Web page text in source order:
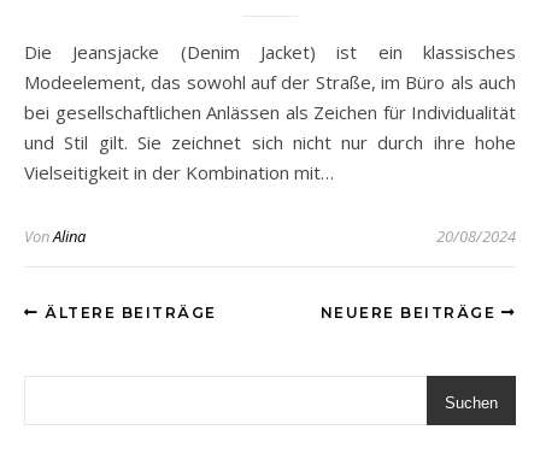
Die Jeansjacke (Denim Jacket) ist ein klassisches
Modeelement, das sowohl auf der Straße, im Büro als auch
bei gesellschaftlichen Anlässen als Zeichen für Individualität
und Stil gilt. Sie zeichnet sich nicht nur durch ihre hohe
Vielseitigkeit in der Kombination mit…
VonAlina 20/08/2024
ÄLTERE BEITRÄGE NEUERE BEITRÄGE
Suchen